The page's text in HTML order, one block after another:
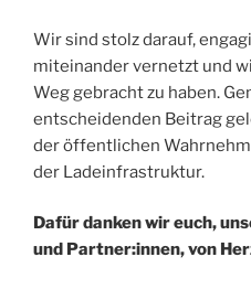
Wir sind stolz darauf,
miteinander vernetzt und
Weg gebracht zu haben.
entscheidenden Beitrag
der öffentlichen
der Ladeinfrastruktur.
Dafür danken wir euch,
und Partner:innen, von